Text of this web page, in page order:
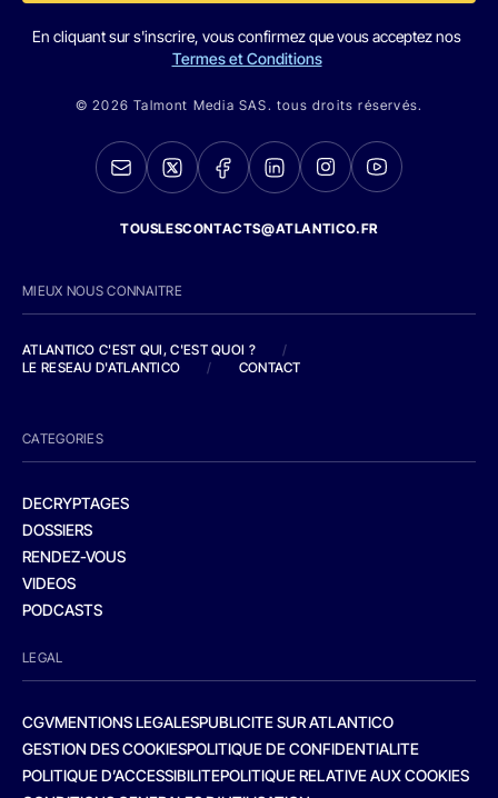
En cliquant sur s'inscrire, vous confirmez que vous acceptez nos
Termes et Conditions
© 2026 Talmont Media SAS. tous droits réservés.
TOUSLESCONTACTS@ATLANTICO.FR
MIEUX NOUS CONNAITRE
ATLANTICO C'EST QUI, C'EST QUOI ?
/
LE RESEAU D'ATLANTICO
/ CONTACT
CATEGORIES
DECRYPTAGES
DOSSIERS
RENDEZ-VOUS
VIDEOS
PODCASTS
LEGAL
CGVMENTIONS LEGALESPUBLICITE SUR ATLANTICO
GESTION DES COOKIESPOLITIQUE DE CONFIDENTIALITE
POLITIQUE D’ACCESSIBILITEPOLITIQUE RELATIVE AUX COOKIES